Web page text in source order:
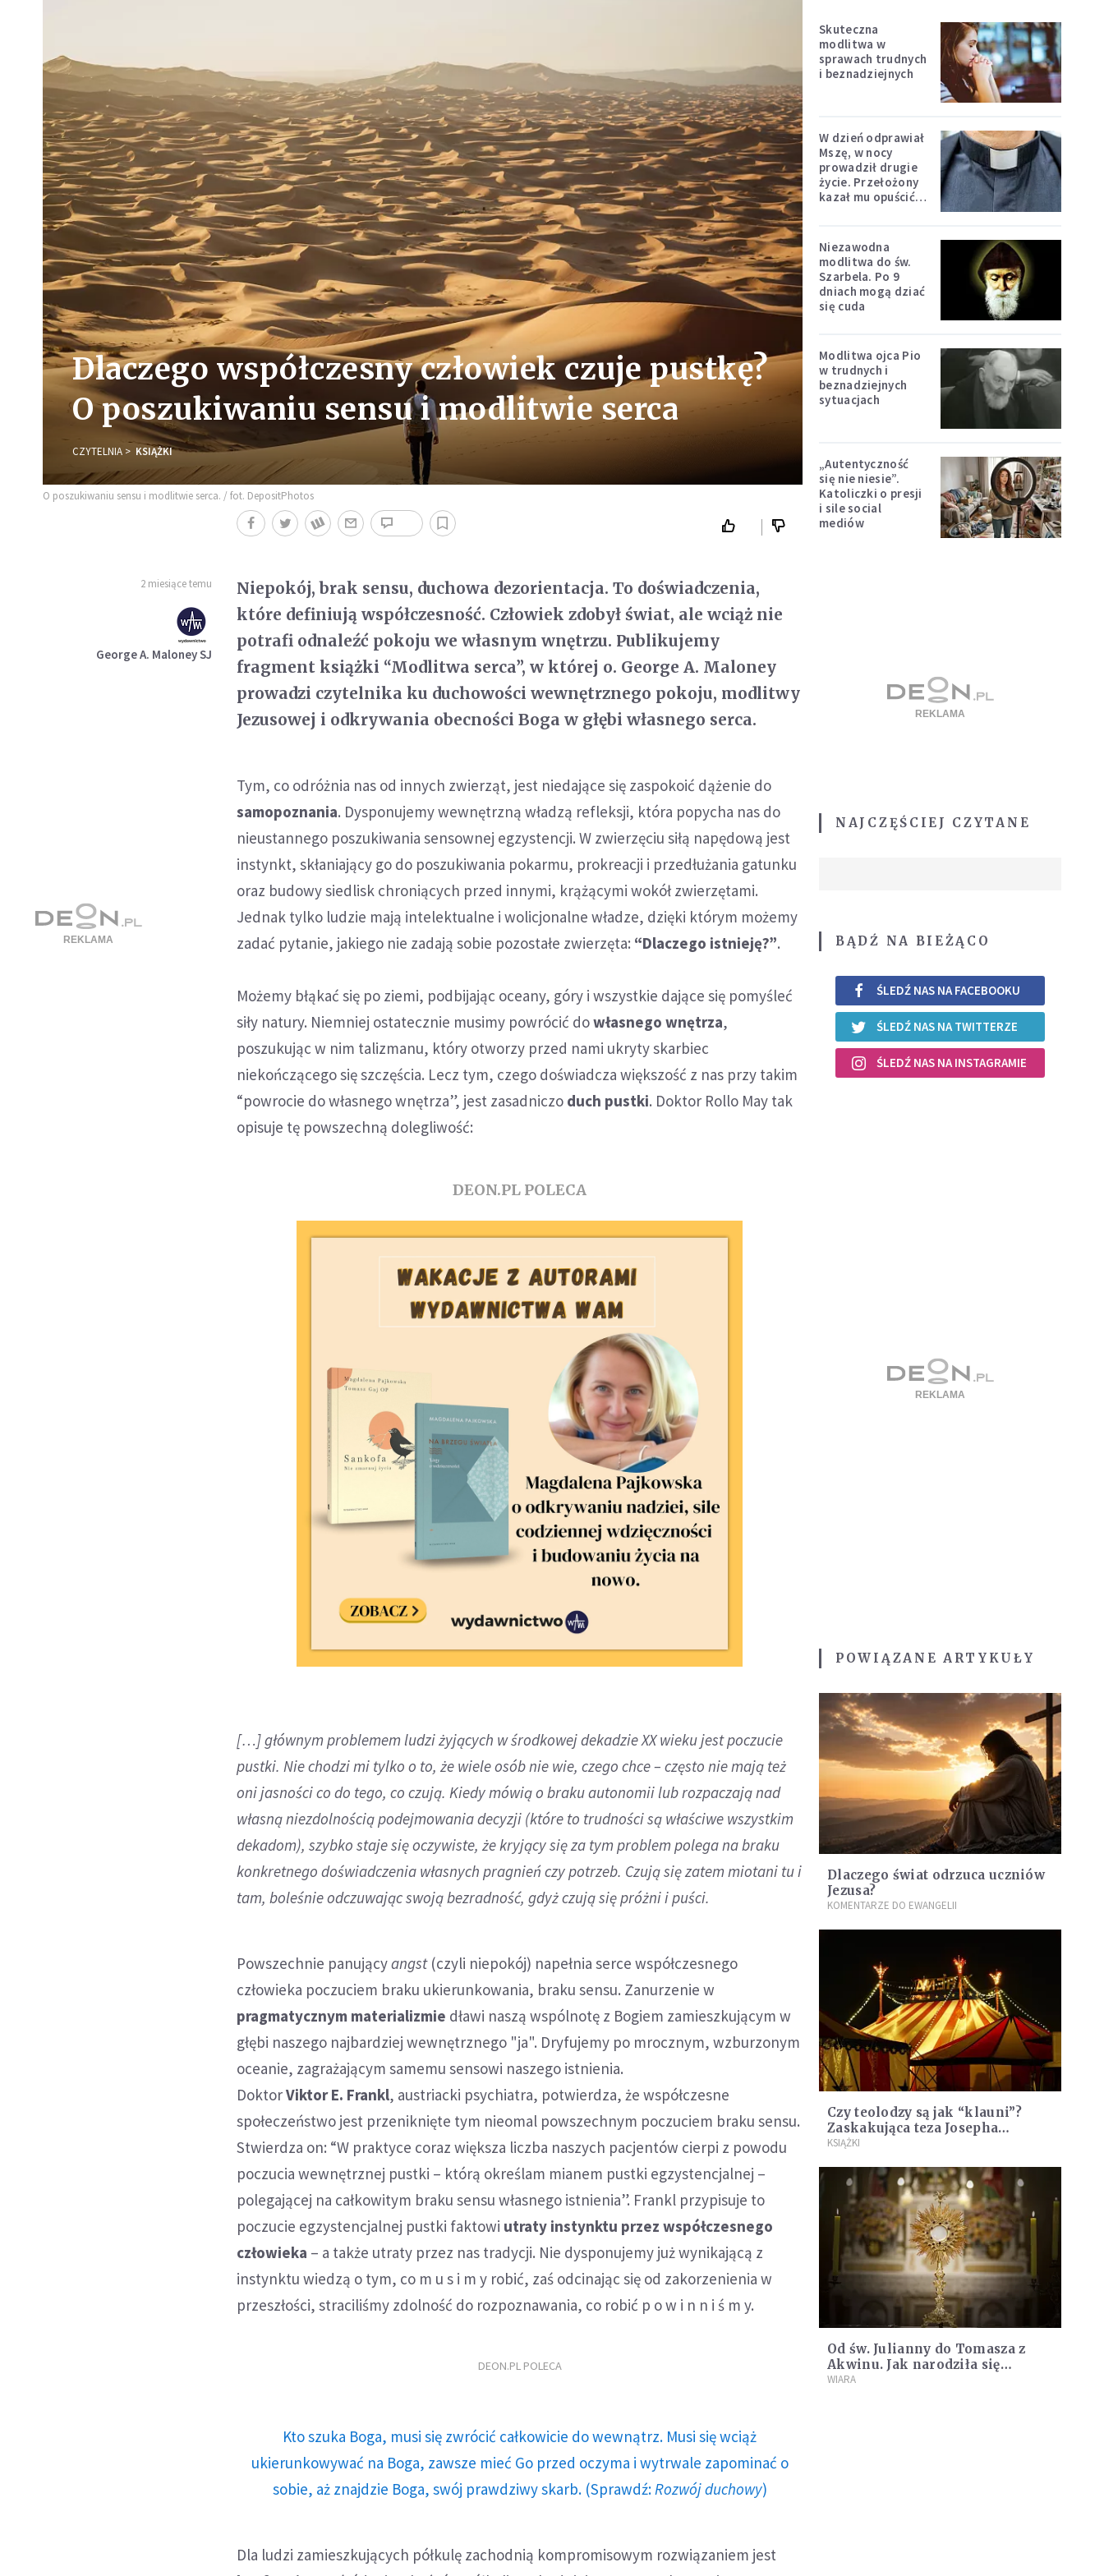
Dlaczego współczesny człowiek czuje pustkę?
O poszukiwaniu sensu i modlitwie serca
CZYTELNIA KSIĄŻKI
O poszukiwaniu sensu i modlitwie serca. / fot. DepositPhotos
2 miesiące temu
George A. Maloney SJ
Niepokój, brak sensu, duchowa dezorientacja. To doświadczenia,
które definiują współczesność. Człowiek zdobył świat, ale wciąż nie
potrafi odnaleźć pokoju we własnym wnętrzu. Publikujemy
fragment książki “Modlitwa serca”, w której o. George A. Maloney
prowadzi czytelnika ku duchowości wewnętrznego pokoju, modlitwy
Jezusowej i odkrywania obecności Boga w głębi własnego serca.
Tym, co odróżnia nas od innych zwierząt, jest niedające się zaspokoić dążenie do
samopoznania. Dysponujemy wewnętrzną władzą refleksji, która popycha nas do
nieustannego poszukiwania sensownej egzystencji. W zwierzęciu siłą napędową jest
instynkt, skłaniający go do poszukiwania pokarmu, prokreacji i przedłużania gatunku
oraz budowy siedlisk chroniących przed innymi, krążącymi wokół zwierzętami.
Jednak tylko ludzie mają intelektualne i wolicjonalne władze, dzięki którym możemy
zadać pytanie, jakiego nie zadają sobie pozostałe zwierzęta: “Dlaczego istnieję?”.
Możemy błąkać się po ziemi, podbijając oceany, góry i wszystkie dające się pomyśleć
siły natury. Niemniej ostatecznie musimy powrócić dowłasnego wnętrza,
poszukując w nim talizmanu, który otworzy przed nami ukryty skarbiec
niekończącego się szczęścia. Lecz tym, czego doświadcza większość z nas przy takim
“powrocie do własnego wnętrza”, jest zasadniczo duch pustki. Doktor Rollo May tak
opisuje tę powszechną dolegliwość:
DEON.PL POLECA
[…] głównym problemem ludzi żyjących w środkowej dekadzie XX wieku jest poczucie
pustki. Nie chodzi mi tylko o to, że wiele osób nie wie, czego chce – często nie mają też
oni jasności co do tego, co czują. Kiedy mówią o braku autonomii lub rozpaczają nad
własną niezdolnością podejmowania decyzji (które to trudności są właściwe wszystkim
dekadom), szybko staje się oczywiste, że kryjący się za tym problem polega na braku
konkretnego doświadczenia własnych pragnień czy potrzeb. Czują się zatem miotani tu i
tam, boleśnie odczuwając swoją bezradność, gdyż czują się próżni i puści.
Powszechnie panującyangst(czyli niepokój) napełnia serce współczesnego
człowieka poczuciem braku ukierunkowania, braku sensu. Zanurzenie w
pragmatycznym materializmie dławi naszą wspólnotę z Bogiem zamieszkującym w
głębi naszego najbardziej wewnętrznego "ja". Dryfujemy po mrocznym, wzburzonym
oceanie, zagrażającym samemu sensowi naszego istnienia.
DoktorViktor E. Frankl, austriacki psychiatra, potwierdza, że współczesne
społeczeństwo jest przeniknięte tym nieomal powszechnym poczuciem braku sensu.
Stwierdza on: “W praktyce coraz większa liczba naszych pacjentów cierpi z powodu
poczucia wewnętrznej pustki – którą określam mianem pustki egzystencjalnej –
polegającej na całkowitym braku sensu własnego istnienia”. Frankl przypisuje to
poczucie egzystencjalnej pustki faktowi utraty instynktu przez współczesnego
człowieka – a także utraty przez nas tradycji. Nie dysponujemy już wynikającą z
instynktu wiedzą o tym, co m u s i m y robić, zaś odcinając się od zakorzenienia w
przeszłości, straciliśmy zdolność do rozpoznawania, co robić p o w i n n i ś m y.
DEON.PL POLECA
Kto szuka Boga, musi się zwrócić całkowicie do wewnątrz. Musi się wciąż
ukierunkowywać na Boga, zawsze mieć Go przed oczyma i wytrwale zapominać o
sobie, aż znajdzie Boga, swój prawdziwy skarb. (Sprawdź: Rozwój duchowy)
Dla ludzi zamieszkujących półkulę zachodnią kompromisowym rozwiązaniem jest
Skuteczna
modlitwa w
sprawach trudnych
i beznadziejnych
W dzień odprawiał
Mszę, w nocy
prowadził drugie
życie. Przełożony
kazał mu opuścić
Niezawodna
modlitwa do św.
Szarbela. Po 9
dniach mogą dziać
się cuda
Modlitwa ojca Pio
w trudnych i
beznadziejnych
sytuacjach
„Autentyczność
się nie niesie”.
Katoliczki o presji
i sile social
mediów
NAJCZĘŚCIEJ CZYTANE
BĄDŹ NA BIEŻĄCO
ŚLEDŹ NAS NA FACEBOOKU
ŚLEDŹ NAS NA TWITTERZE
ŚLEDŹ NAS NA INSTAGRAMIE
POWIĄZANE ARTYKUŁY
Dlaczego świat odrzuca uczniów
Jezusa?
KOMENTARZE DO EWANGELII
Czy teolodzy są jak “klauni”?
Zaskakująca teza Josepha
Ratzingera
KSIĄŻKI
Od św. Julianny do Tomasza z
Akwinu. Jak narodziła się
uroczystość Bożego Ciała?
WIARA